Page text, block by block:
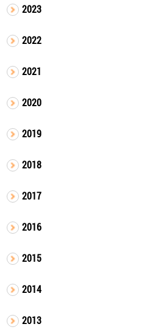
2023
2022
2021
2020
2019
2018
2017
2016
2015
2014
2013